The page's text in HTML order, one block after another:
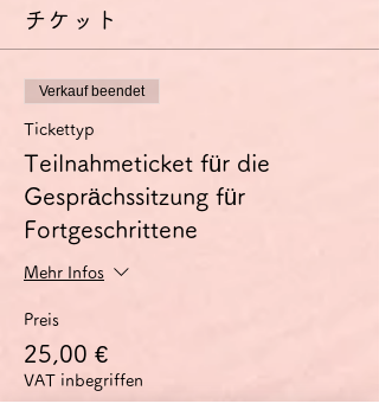
チケット
Verkauf beendet
Tickettyp
Teilnahmeticket für die
Gesprächssitzung für
Fortgeschrittene
Mehr Infos
Preis
25,00 €
VAT inbegriffen